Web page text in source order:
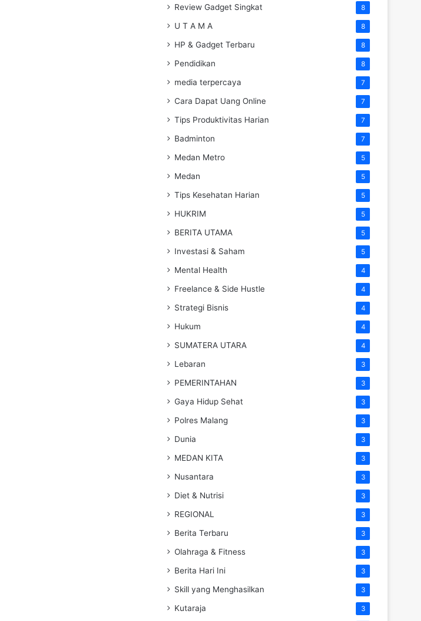
Review Gadget Singkat 8
U T A M A 8
HP & Gadget Terbaru 8
Pendidikan 8
media terpercaya 7
Cara Dapat Uang Online 7
Tips Produktivitas Harian 7
Badminton 7
Medan Metro 5
Medan 5
Tips Kesehatan Harian 5
HUKRIM 5
BERITA UTAMA 5
Investasi & Saham 5
Mental Health 4
Freelance & Side Hustle 4
Strategi Bisnis 4
Hukum 4
SUMATERA UTARA 4
Lebaran 3
PEMERINTAHAN 3
Gaya Hidup Sehat 3
Polres Malang 3
Dunia 3
MEDAN KITA 3
Nusantara 3
Diet & Nutrisi 3
REGIONAL 3
Berita Terbaru 3
Olahraga & Fitness 3
Berita Hari Ini 3
Skill yang Menghasilkan 3
Kutaraja 3